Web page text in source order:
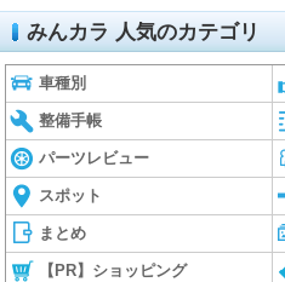
みんカラ 人気のカテゴリ
車種別
整備手帳
パーツレビュー
スポット
まとめ
【PR】ショッピング